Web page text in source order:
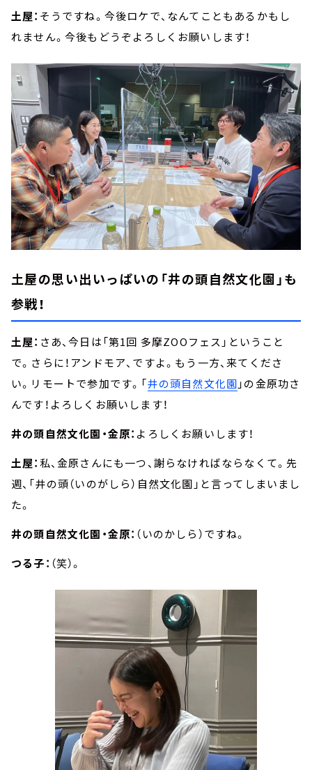
土屋： そうですね。今後ロケで、なんてこともあるかもし
れません。今後もどうぞよろしくお願いします！
土屋の思い出いっぱいの「井の頭自然文化園」も
参戦！
土屋： さあ、今日は「第1回 多摩ZOOフェス」ということ
で。さらに！アンドモア、ですよ。もう一方、来てくださ
い。リモートで参加です。「井の頭自然文化園 」の金原功さ
んです！よろしくお願いします！
井の頭自然文化園・金原： よろしくお願いします！
土屋：私、金原さんにも一つ、謝らなければならなくて。先
週、「井の頭（いのがしら）自然文化園」と言ってしまいまし
た。
井の頭自然文化園・金原： （いのかしら）ですね。
つる子： （笑）。